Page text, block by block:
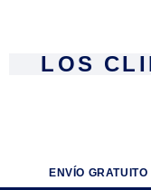
LOS
ENVÍO